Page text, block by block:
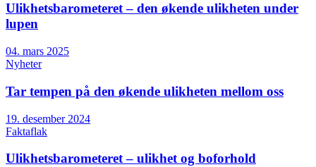
Ulikhetsbarometeret – den økende ulikheten under
lupen
04. mars 2025
Nyheter
Tar tempen på den økende ulikheten mellom oss
19. desember 2024
Faktaflak
Ulikhetsbarometeret – ulikhet og boforhold